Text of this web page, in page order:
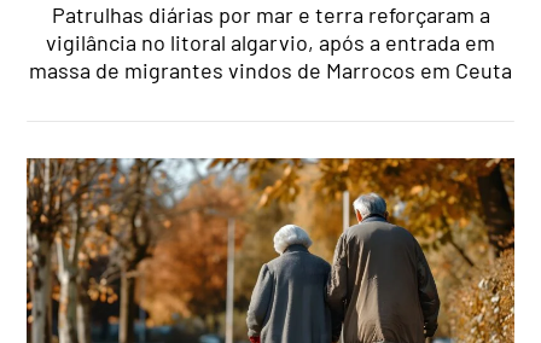
Patrulhas diárias por mar e terra reforçaram a
vigilância no litoral algarvio, após a entrada em
massa de migrantes vindos de Marrocos em Ceuta